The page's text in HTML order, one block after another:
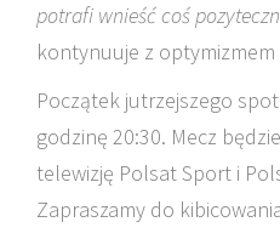
potrafi wnieść coś
kontynuuje z optymizmem
Początek jutrzejszego
godzinę 20:30. Mecz
telewizję Polsat Sport i
Zapraszamy do